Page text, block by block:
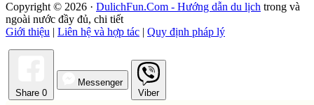
Copyright © 2026 · DulichFun.Com - Hướng dẫn du lịch trong và
ngoài nước đầy đủ, chi tiết
Giới thiệu | Liên hệ và hợp tác | Quy định pháp lý
Share 0
Messenger
Viber